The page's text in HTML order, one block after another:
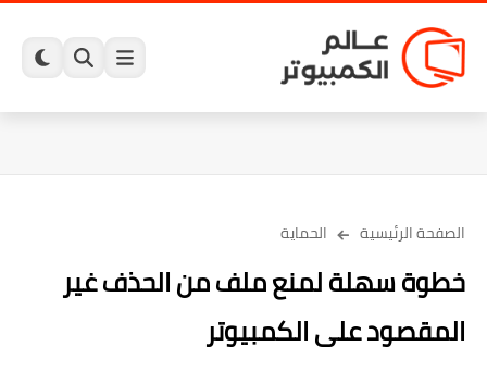
الصفحة الرئيسية الحماية
خطوة سهلة لمنع ملف من الحذف غير
المقصود على الكمبيوتر